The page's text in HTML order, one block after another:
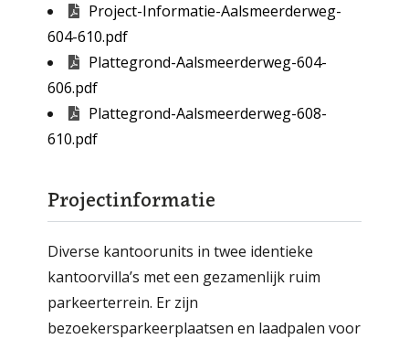
Project-Informatie-Aalsmeerderweg-
604-610.pdf
Plattegrond-Aalsmeerderweg-604-
606.pdf
Plattegrond-Aalsmeerderweg-608-
610.pdf
Projectinformatie
Diverse kantoorunits in twee identieke
kantoorvilla’s met een gezamenlijk ruim
parkeerterrein. Er zijn
bezoekersparkeerplaatsen en laadpalen voor